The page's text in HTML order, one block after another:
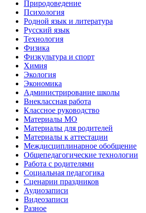
Природоведение
Психология
Родной язык и литература
Русский язык
Технология
Физика
Физкультура и спорт
Химия
Экология
Экономика
Администрирование школы
Внеклассная работа
Классное руководство
Материалы МО
Материалы для родителей
Материалы к аттестации
Междисциплинарное обобщение
Общепедагогические технологии
Работа с родителями
Социальная педагогика
Сценарии праздников
Аудиозаписи
Видеозаписи
Разное